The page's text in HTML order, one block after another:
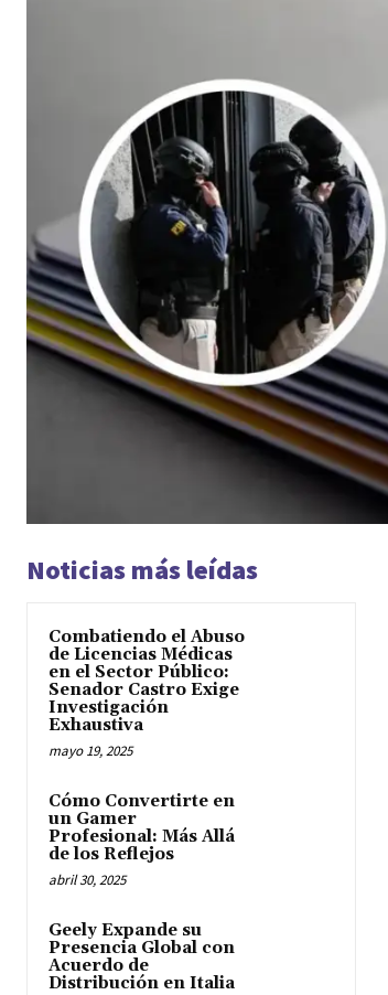
Noticias más leídas
Combatiendo el Abuso
de Licencias Médicas
en el Sector Público:
Senador Castro Exige
Investigación
Exhaustiva
mayo 19, 2025
Cómo Convertirte en
un Gamer
Profesional: Más Allá
de los Reflejos
abril 30, 2025
Geely Expande su
Presencia Global con
Acuerdo de
Distribución en Italia